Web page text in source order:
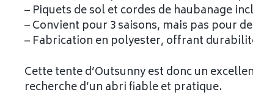
– Piquets de sol et cordes de haubanage
– Convient pour 3 saisons, mais pas pour
– Fabrication en polyester, offrant
Cette tente d’Outsunny est donc un
recherche d’un abri fiable et pratique.